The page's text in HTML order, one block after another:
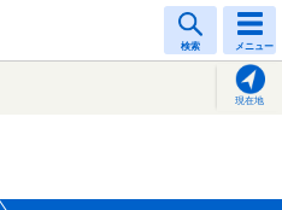
検索 メニュー
現在地